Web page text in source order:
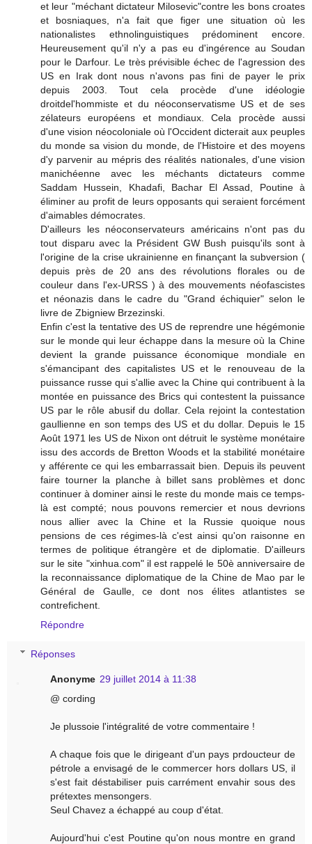
et leur "méchant dictateur Milosevic"contre les bons croates
et bosniaques, n'a fait que figer une situation où les
nationalistes ethnolinguistiques prédominent encore.
Heureusement qu'il n'y a pas eu d'ingérence au Soudan
pour le Darfour. Le très prévisible échec de l'agression des
US en Irak dont nous n'avons pas fini de payer le prix
depuis 2003. Tout cela procède d'une idéologie
droitdel'hommiste et du néoconservatisme US et de ses
zélateurs européens et mondiaux. Cela procède aussi
d'une vision néocoloniale où l'Occident dicterait aux peuples
du monde sa vision du monde, de l'Histoire et des moyens
d'y parvenir au mépris des réalités nationales, d'une vision
manichéenne avec les méchants dictateurs comme
Saddam Hussein, Khadafi, Bachar El Assad, Poutine à
éliminer au profit de leurs opposants qui seraient forcément
d'aimables démocrates.
D'ailleurs les néoconservateurs américains n'ont pas du
tout disparu avec la Président GW Bush puisqu'ils sont à
l'origine de la crise ukrainienne en finançant la subversion (
depuis près de 20 ans des révolutions florales ou de
couleur dans l'ex-URSS ) à des mouvements néofascistes
et néonazis dans le cadre du "Grand échiquier" selon le
livre de Zbigniew Brzezinski.
Enfin c'est la tentative des US de reprendre une hégémonie
sur le monde qui leur échappe dans la mesure où la Chine
devient la grande puissance économique mondiale en
s'émancipant des capitalistes US et le renouveau de la
puissance russe qui s'allie avec la Chine qui contribuent à la
montée en puissance des Brics qui contestent la puissance
US par le rôle abusif du dollar. Cela rejoint la contestation
gaullienne en son temps des US et du dollar. Depuis le 15
Août 1971 les US de Nixon ont détruit le système monétaire
issu des accords de Bretton Woods et la stabilité monétaire
y afférente ce qui les embarrassait bien. Depuis ils peuvent
faire tourner la planche à billet sans problèmes et donc
continuer à dominer ainsi le reste du monde mais ce temps-
là est compté; nous pouvons remercier et nous devrions
nous allier avec la Chine et la Russie quoique nous
pensions de ces régimes-là c'est ainsi qu'on raisonne en
termes de politique étrangère et de diplomatie. D'ailleurs
sur le site "xinhua.com" il est rappelé le 50è anniversaire de
la reconnaissance diplomatique de la Chine de Mao par le
Général de Gaulle, ce dont nos élites atlantistes se
contrefichent.
Répondre
Réponses
Anonyme 29 juillet 2014 à 11:38
@ cording
Je plussoie l'intégralité de votre commentaire !
A chaque fois que le dirigeant d'un pays prdoucteur de
pétrole a envisagé de le commercer hors dollars US, il
s'est fait déstabiliser puis carrément envahir sous des
prétextes mensongers.
Seul Chavez a échappé au coup d'état.
Aujourd'hui c'est Poutine qu'on nous montre en grand